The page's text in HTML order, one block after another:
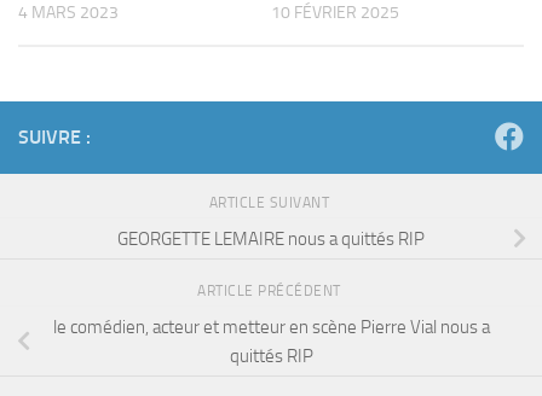
4 MARS 2023 10 FÉVRIER 2025
SUIVRE :
ARTICLE SUIVANT
GEORGETTE LEMAIRE nous a quittés RIP
ARTICLE PRÉCÉDENT
le comédien, acteur et metteur en scène Pierre Vial nous a
quittés RIP